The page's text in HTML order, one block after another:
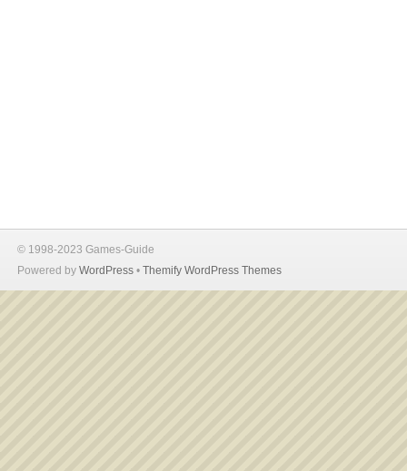
© 1998-2023 Games-Guide
Powered by WordPress • Themify WordPress Themes